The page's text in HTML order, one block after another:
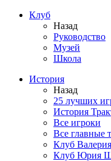
Клуб
Назад
Руководство
Музей
Школа
История
Назад
25 лучших
История
Все игроки
Все главные
Клуб
Клуб Юрия